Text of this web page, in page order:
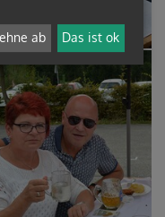
ab Das ist ok